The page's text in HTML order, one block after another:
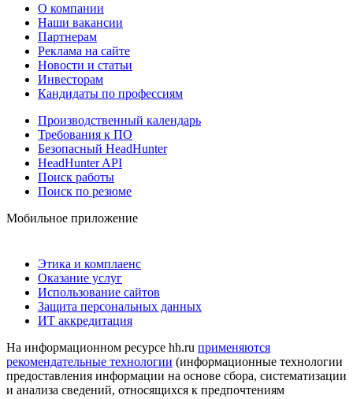
О компании
Наши вакансии
Партнерам
Реклама на сайте
Новости и статьи
Инвесторам
Кандидаты по профессиям
Производственный календарь
Требования к ПО
Безопасный HeadHunter
HeadHunter API
Поиск работы
Поиск по резюме
Мобильное приложение
Этика и комплаенс
Оказание услуг
Использование сайтов
Защита персональных данных
ИТ аккредитация
На информационном ресурсе hh.ru применяются
рекомендательные технологии (информационные технологии
предоставления информации на основе сбора, систематизации
и анализа сведений, относящихся к предпочтениям